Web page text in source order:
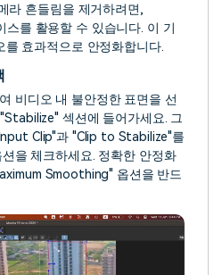
라 흔들림을 제거하려면,
스를 활용할 수 있습니다. 이 기
를 효과적으로 안정화합니다.
비디오 내 불안정한 표면을 선
섹션에 들어가세요. 그
Clip"과 "Clip to Stabilize"를
을 체크하세요. 정확한 안정화
Smoothing" 옵션을 반드